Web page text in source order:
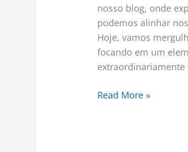
nosso blog, onde
podemos alinhar
Hoje, vamos
focando em um
extraordinariamente
Read More »